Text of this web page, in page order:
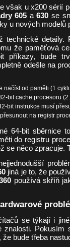
však u x200 sérií
605 a630 se
u nových modelů
technické detaily.
že paměťová
příkazy, bude
odešle na
načíst od paměti (1
bit cache procesoru
bit instrukce musí
na registr
64-bit sběrnice
do registru
se něco zpracuje.
jiná je to, že
používá skříň
se týkají i
znalosti.
že bude třeba